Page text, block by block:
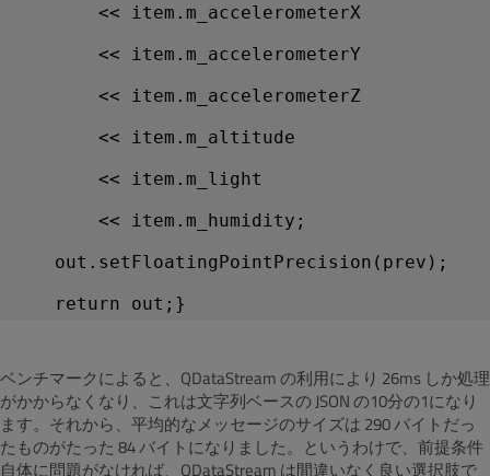
<< item.m_accelerometerX
<< item.m_accelerometerY
<< item.m_accelerometerZ
<< item.m_altitude
<< item.m_light
<< item.m_humidity;
out.setFloatingPointPrecision(prev);
ベンチマークによると、QDataStream の利用により 26ms しか処理
がかからなくなり、これは文字列ベースの JSON の10分の1になり
ます。それから、平均的なメッセージのサイズは 290 バイトだっ
たものがたった 84 バイトになりました。というわけで、前提条件
自体に問題がなければ、QDataStream は間違いなく良い選択肢で